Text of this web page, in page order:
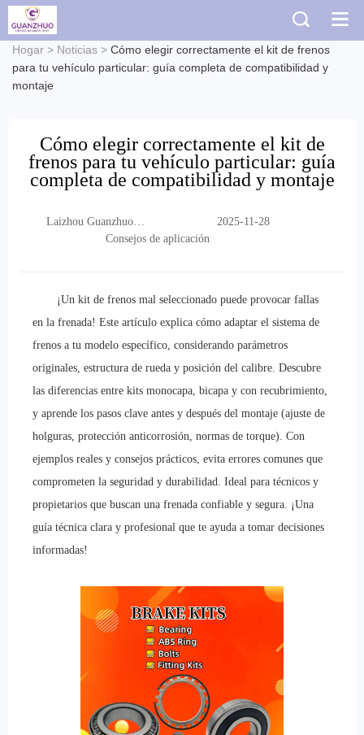
Hogar > Noticias > Cómo elegir correctamente el kit de frenos
para tu vehículo particular: guía completa de compatibilidad y
montaje
Cómo elegir correctamente el kit de
frenos para tu vehículo particular: guía
completa de compatibilidad y montaje
Laizhou Guanzhuo
Trading Co., Ltd.
2025-11-28
Consejos de aplicación
¡Un kit de frenos mal seleccionado puede provocar fallas
en la frenada! Este artículo explica cómo adaptar el sistema de
frenos a tu modelo específico, considerando parámetros
originales, estructura de rueda y posición del calibre. Descubre
las diferencias entre kits monocapa, bicapa y con recubrimiento,
y aprende los pasos clave antes y después del montaje (ajuste de
holguras, protección anticorrosión, normas de torque). Con
ejemplos reales y consejos prácticos, evita errores comunes que
comprometen la seguridad y durabilidad. Ideal para técnicos y
propietarios que buscan una frenada confiable y segura. ¡Una
guía técnica clara y profesional que te ayuda a tomar decisiones
informadas!